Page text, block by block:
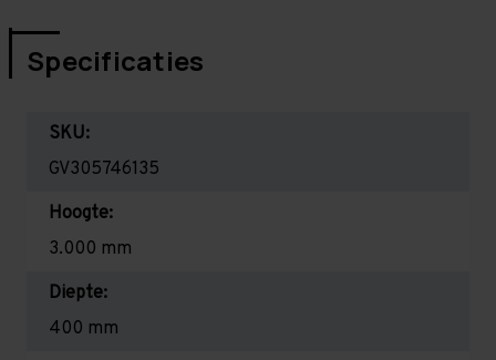
Specificaties
SKU:
GV305746135
Hoogte:
3.000 mm
Diepte:
400 mm